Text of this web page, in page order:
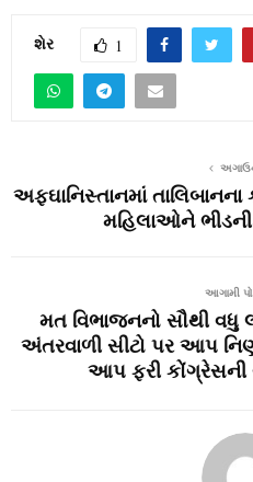
શેર 1
અફઘાનિસ્તાનમાં
મહિલાઓને ભીડની
આગામી
મત વિભાજનનો સૌથી
અંતરવાળી સીટો પર આપ
આપ ફરી કોંગ્રેસની